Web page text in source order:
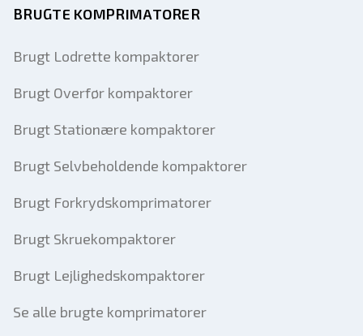
BRUGTE KOMPRIMATORER
Brugt Lodrette kompaktorer
Brugt Overfør kompaktorer
Brugt Stationære kompaktorer
Brugt Selvbeholdende kompaktorer
Brugt Forkrydskomprimatorer
Brugt Skruekompaktorer
Brugt Lejlighedskompaktorer
Se alle brugte komprimatorer